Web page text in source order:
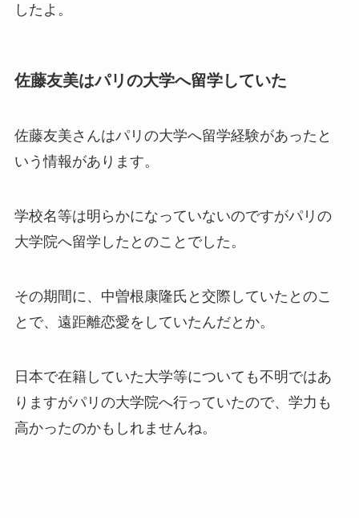
したよ。
佐藤友美はパリの大学へ留学していた
佐藤友美さんはパリの大学へ留学経験があったと
いう情報があります。
学校名等は明らかになっていないのですがパリの
大学院へ留学したとのことでした。
その期間に、中曽根康隆氏と交際していたとのこ
とで、遠距離恋愛をしていたんだとか。
日本で在籍していた大学等についても不明ではあ
りますがパリの大学院へ行っていたので、学力も
高かったのかもしれませんね。